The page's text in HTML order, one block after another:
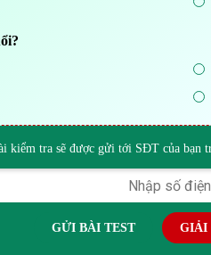
kiểm tra sẽ được gửi tới SĐT của bạn
GỬI BÀI TEST GIẢI